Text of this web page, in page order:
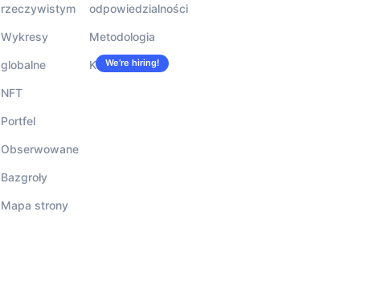
rzeczywistym
Wykresy
globalne
NFT
Portfel
Obserwowane
Bazgroły
Mapa strony
odpowiedzialności
Metodologia
Kariera
We’re hiring!